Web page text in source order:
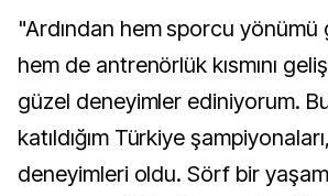
"Ardından hem sporcu yönümü
hem de antrenörlük kısmını
güzel deneyimler ediniyorum.
katıldığım Türkiye
deneyimleri oldu. Sörf bir